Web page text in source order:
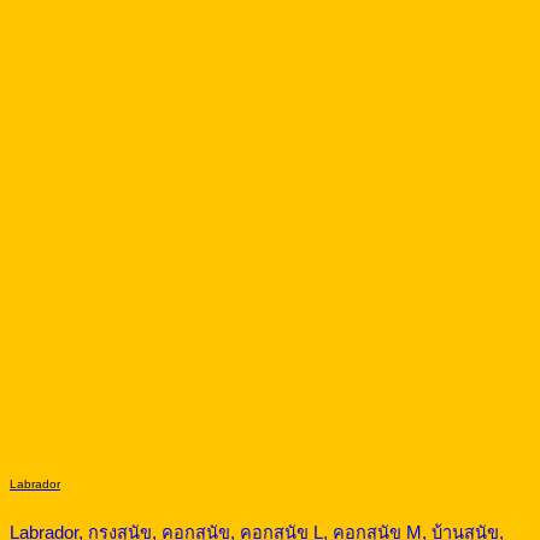
Labrador
Labrador, กรงสุนัข, คอกสุนัข, คอกสุนัข L, คอกสุนัข M, บ้านสุนัข,